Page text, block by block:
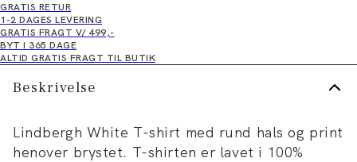
GRATIS RETUR
1-2 DAGES LEVERING
GRATIS FRAGT V/ 499,-
BYT I 365 DAGE
ALTID GRATIS FRAGT TIL BUTIK
Beskrivelse
Lindbergh White T-shirt med rund hals og print
henover brystet. T-shirten er lavet i 100%